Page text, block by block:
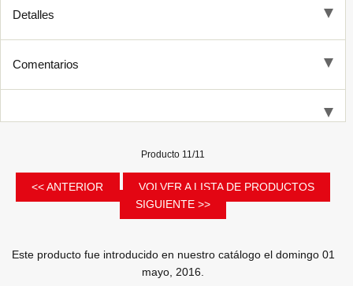
Detalles
Comentarios
Producto 11/11
<< ANTERIOR
VOLVER A LISTA DE PRODUCTOS
SIGUIENTE >>
Este producto fue introducido en nuestro catálogo el domingo 01
mayo, 2016.